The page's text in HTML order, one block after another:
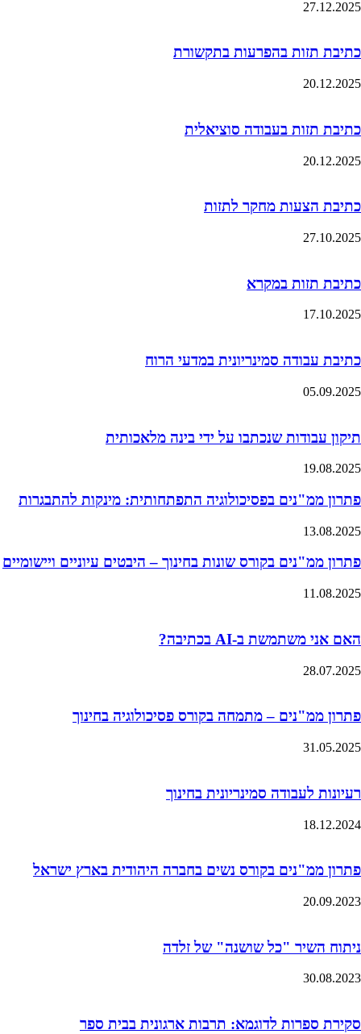
27.12.2025
כתיבת תזות בהפרעות בתקשורת
20.12.2025
כתיבת תזות בעבודה סוציאלית
20.12.2025
כתיבת הצעות מחקר לתזות
27.10.2025
כתיבת תזות במקרא
17.10.2025
כתיבת עבודה סמינריונית במדעי הרוח
05.09.2025
תיקון עבודות שנכתבו על ידי בינה מלאכותית
19.08.2025
פתרון ממ"נים בפסיכולוגיה התפתחותית: מינקות להתבגרות
13.08.2025
פתרון ממ"נים בקורס שונות בחינוך – היבטים עיוניים ויישומיים
11.08.2025
האם אני משתמשת ב-AI בכתיבה?
28.07.2025
פתרון ממ"נים – מתמחה בקורס פסיכולוגיה בחינוך
31.05.2025
רעיונות לעבודה סמינריונית בחינוך
18.12.2024
פתרון ממ"נים בקורס נשים בחברה היהודית בארץ ישראל
20.09.2023
ניתוח השיר "כל שושנה" של זלדה
30.08.2023
סקירת ספרות לדוגמא: תרבות ארגונית בבית ספר